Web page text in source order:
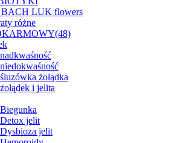
BACH LUK flowers
różne
(48)
nadkwaśność
niedokwaśność
śluzówka żołądka
żołądek i jelita
Biegunka
Detox jelit
Dysbioza jelit